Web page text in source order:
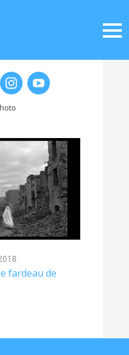
fardeau de